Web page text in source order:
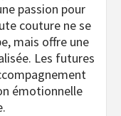
passion pour
couture ne se
mais offre une
Les futures
émotionnelle